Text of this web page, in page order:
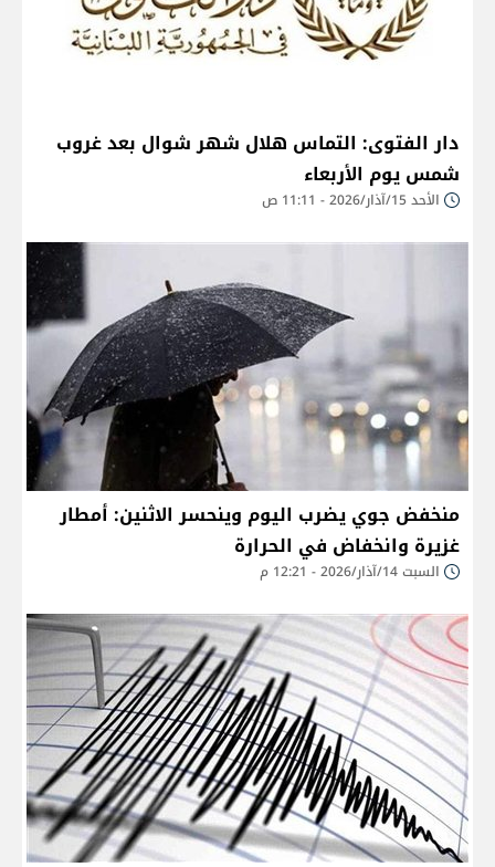
دار الفتوى: التماس هلال شهر شوال بعد غروب
شمس يوم الأربعاء
الأحد 15/آذار/2026 - 11:11 ص
منخفض جوي يضرب اليوم وينحسر الاثنين: أمطار
غزيرة وانخفاض في الحرارة
السبت 14/آذار/2026 - 12:21 م